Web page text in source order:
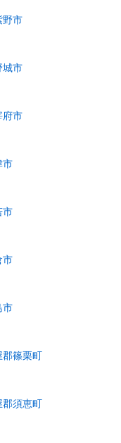
野市
城市
府市
市
市
市
市
郡篠栗町
郡須恵町